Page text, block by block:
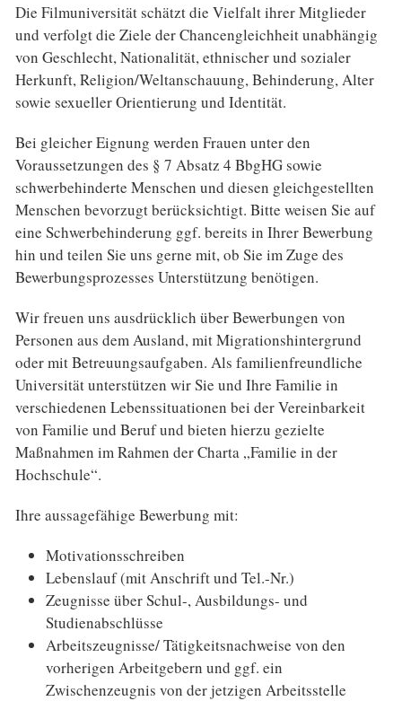
Die Filmuniversität schätzt die Vielfalt ihrer Mitglieder
und verfolgt die Ziele der Chancengleichheit unabhängig
von Geschlecht, Nationalität, ethnischer und sozialer
Herkunft, Religion/Weltanschauung, Behinderung, Alter
sowie sexueller Orientierung und Identität.
Bei gleicher Eignung werden Frauen unter den
Voraussetzungen des § 7 Absatz 4 BbgHG sowie
schwerbehinderte Menschen und diesen gleichgestellten
Menschen bevorzugt berücksichtigt. Bitte weisen Sie auf
eine Schwerbehinderung ggf. bereits in Ihrer Bewerbung
hin und teilen Sie uns gerne mit, ob Sie im Zuge des
Bewerbungsprozesses Unterstützung benötigen.
Wir freuen uns ausdrücklich über Bewerbungen von
Personen aus dem Ausland, mit Migrationshintergrund
oder mit Betreuungsaufgaben. Als familienfreundliche
Universität unterstützen wir Sie und Ihre Familie in
verschiedenen Lebenssituationen bei der Vereinbarkeit
von Familie und Beruf und bieten hierzu gezielte
Maßnahmen im Rahmen der Charta „Familie in der
Hochschule“.
Ihre aussagefähige Bewerbung mit:
Motivationsschreiben
Lebenslauf (mit Anschrift und Tel.-Nr.)
Zeugnisse über Schul-, Ausbildungs- und
Studienabschlüsse
Arbeitszeugnisse/ Tätigkeitsnachweise von den
vorherigen Arbeitgebern und ggf. ein
Zwischenzeugnis von der jetzigen Arbeitsstelle